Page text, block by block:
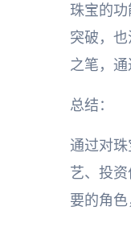
珠宝的
突破，
之笔，
总结：
通过对
艺、投
要的角